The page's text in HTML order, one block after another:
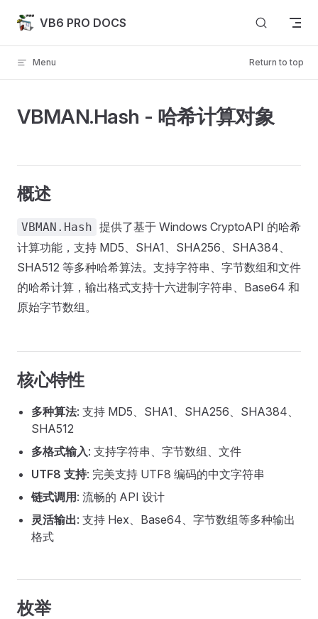
Skip to content
VB6 PRO DOCS
Menu Return to top
VBMAN.Hash - 哈希计算对象
概述
VBMAN.Hash 提供了基于 Windows CryptoAPI 的哈希
计算功能，支持 MD5、SHA1、SHA256、SHA384、
SHA512 等多种哈希算法。支持字符串、字节数组和文件
的哈希计算，输出格式支持十六进制字符串、Base64 和
原始字节数组。
核心特性
多种算法: 支持 MD5、SHA1、SHA256、SHA384、
SHA512
多格式输入: 支持字符串、字节数组、文件
UTF8 支持: 完美支持 UTF8 编码的中文字符串
链式调用 : 流畅的 API 设计
灵活输出: 支持 Hex、Base64、字节数组等多种输出
格式
枚举